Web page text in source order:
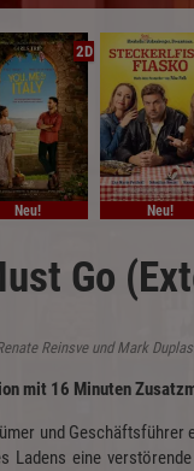
2D
Neu! Neu!
Go
Reinsve und Mark
mit 16 Minuten
und Geschäftsführer
Ladens eine